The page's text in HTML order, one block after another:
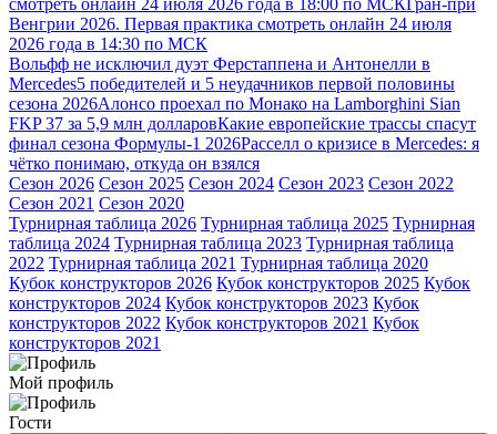
смотреть онлайн 24 июля 2026 года в 18:00 по МСКГран-при
Венгрии 2026. Первая практика смотреть онлайн 24 июля
2026 года в 14:30 по МСК
Вольфф не исключил дуэт Ферстаппена и Антонелли в
Mercedes5 победителей и 5 неудачников первой половины
сезона 2026Алонсо проехал по Монако на Lamborghini Sian
FKP 37 за 5,9 млн долларовКакие европейские трассы спасут
финал сезона Формулы-1 2026Расселл о кризисе в Mercedes: я
чётко понимаю, откуда он взялся
Сезон 2026 Сезон 2025 Сезон 2024 Сезон 2023 Сезон 2022
Сезон 2021 Сезон 2020
Турнирная таблица 2026 Турнирная таблица 2025 Турнирная
таблица 2024 Турнирная таблица 2023 Турнирная таблица
2022 Турнирная таблица 2021 Турнирная таблица 2020
Кубок конструкторов 2026 Кубок конструкторов 2025 Кубок
конструкторов 2024 Кубок конструкторов 2023 Кубок
конструкторов 2022 Кубок конструкторов 2021 Кубок
конструкторов 2021
Мой профиль
Гости